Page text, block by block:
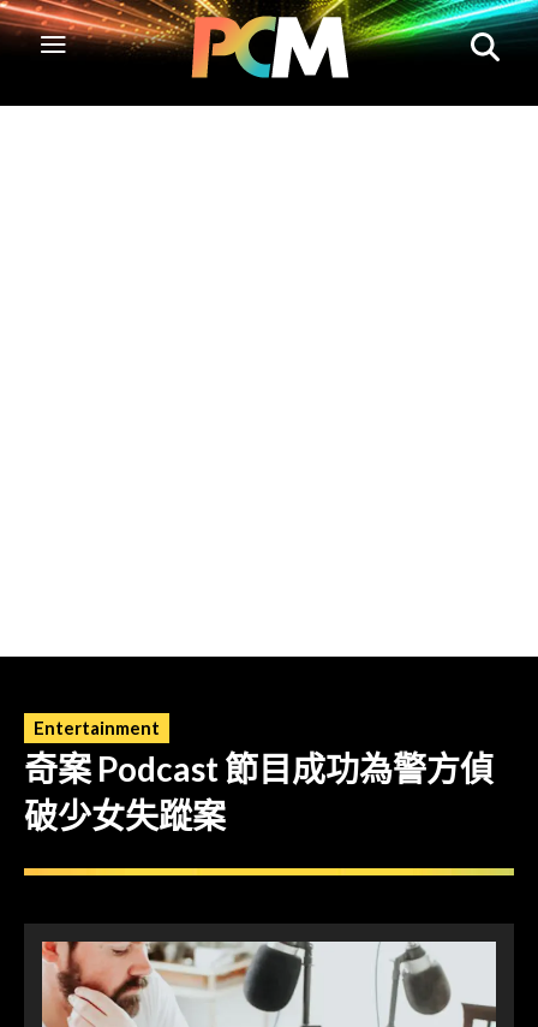
Entertainment
奇案 Podcast 節目成功為警方偵
破少女失蹤案